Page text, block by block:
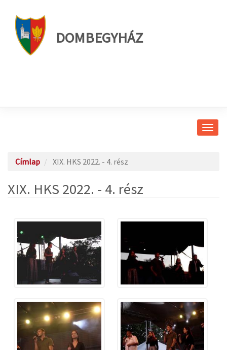
DOMBEGYHÁZ
Címlap XIX. HKS 2022. - 4. rész
XIX. HKS 2022. - 4. rész